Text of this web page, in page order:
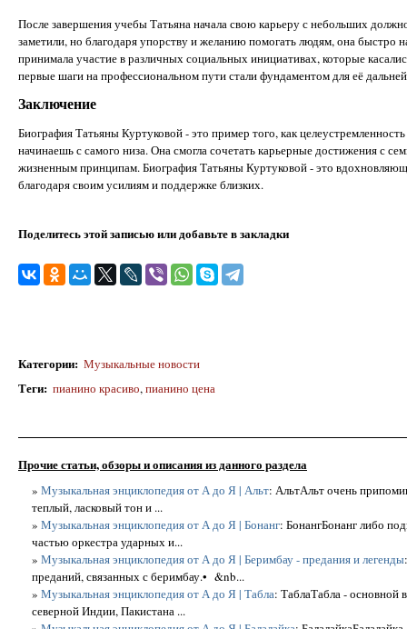
После завершения учебы Татьяна начала свою карьеру с небольших
заметили, но благодаря упорству и желанию помогать людям, она быстро
принимала участие в различных социальных инициативах, которые
первые шаги на профессиональном пути стали фундаментом для её
Заключение
Биография Татьяны Куртуковой - это пример того, как
начинаешь с самого низа. Она смогла сочетать карьерные достижения с
жизненным принципам. Биография Татьяны Куртуковой - это
благодаря своим усилиям и поддержке близких.
Поделитесь этой записью или добавьте в закладки
Категории: Музыкальные новости
Теги: пианино красиво,пианино цена
Прочие статьи, обзоры и описания из данного раздела
» Музыкальная энциклопедия от А до Я | Альт: АльтАльт очень
теплый, ласковый тон и ...
» Музыкальная энциклопедия от А до Я | Бонанг: БонангБонанг либо
частью оркестра ударных и...
» Музыкальная энциклопедия от А до Я | Беримбау - предания и легенды
преданий, связанных с беримбау.• &nb...
» Музыкальная энциклопедия от А до Я | Табла: ТаблаТабла - основной
северной Индии, Пакистана ...